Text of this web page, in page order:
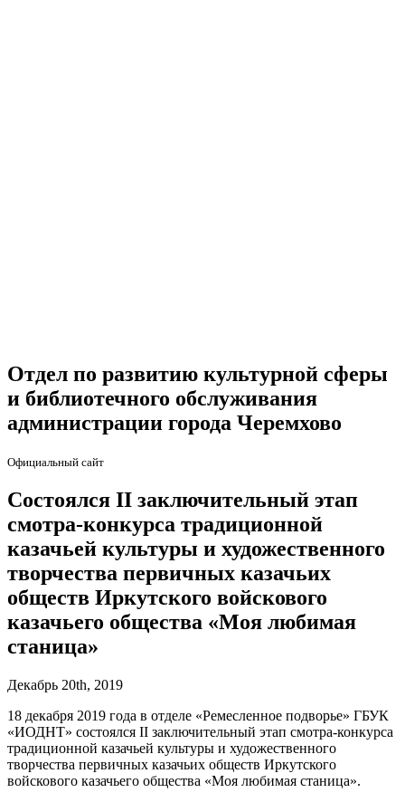
Отдел по развитию культурной сферы
и библиотечного обслуживания
администрации города Черемхово
Официальный сайт
Состоялся II заключительный этап
смотра-конкурса традиционной
казачьей культуры и художественного
творчества первичных казачьих
обществ Иркутского войскового
казачьего общества «Моя любимая
станица»
Декабрь 20th, 2019
18 декабря 2019 года в отделе «Ремесленное подворье» ГБУК
«ИОДНТ» состоялся II заключительный этап смотра-конкурса
традиционной казачьей культуры и художественного
творчества первичных казачьих обществ Иркутского
войскового казачьего общества «Моя любимая станица».